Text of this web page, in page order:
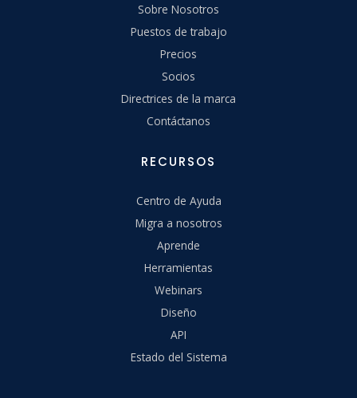
Sobre Nosotros
Puestos de trabajo
Precios
Socios
Directrices de la marca
Contáctanos
RECURSOS
Centro de Ayuda
Migra a nosotros
Aprende
Herramientas
Webinars
Diseño
API
Estado del Sistema